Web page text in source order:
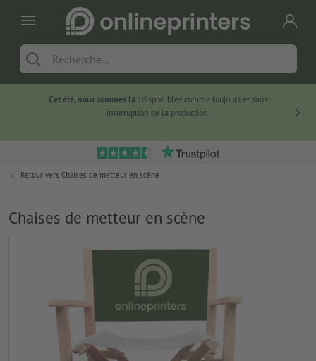
Cet été, nous sommes là :disponibles comme toujours et sans
interruption de la production.
Retour vers Chaises de metteur en scène
Chaises de metteur en scène